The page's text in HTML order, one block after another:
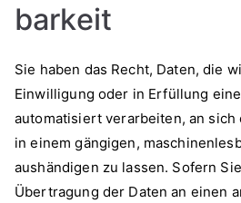
barkeit
Sie haben das Recht, Daten, die
Einwilligung oder in Erfüllung
automatisiert verarbeiten, an sich
in einem gängigen,
aushändigen zu lassen. Sofern
Übertragung der Daten an einen